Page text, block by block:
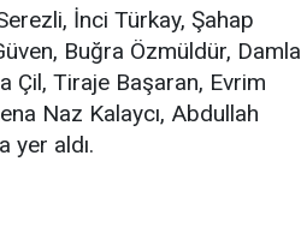
İnci Türkay, Şahap
Buğra Özmüldür, Damla
Çil, Tiraje Başaran, Evrim
Naz Kalaycı, Abdullah
yer aldı.